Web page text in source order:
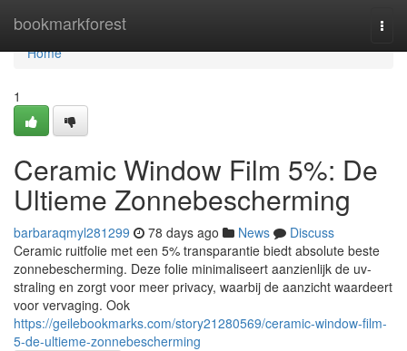
bookmarkforest
Home
Home
1
Ceramic Window Film 5%: De
Ultieme Zonnebescherming
barbaraqmyl281299 78 days ago News
Discuss
Ceramic ruitfolie met een 5% transparantie biedt absolute beste
zonnebescherming. Deze folie minimaliseert aanzienlijk de uv-
straling en zorgt voor meer privacy, waarbij de aanzicht waardeert
voor vervaging. Ook
https://geilebookmarks.com/story21280569/ceramic-window-film-
5-de-ultieme-zonnebescherming